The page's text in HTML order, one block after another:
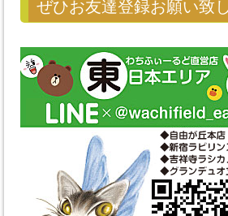
ぜひお友達登録お願い致